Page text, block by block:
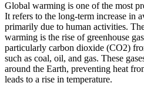
Global warming is one ofthe most
It refers to the long-term increase in
primarily due to human activities.
warming is the rise of greenhouse
particularly carbon dioxide (CO2)
such as coal, oil, and gas. These
around the Earth, preventing heat
leads to a rise in temperature.